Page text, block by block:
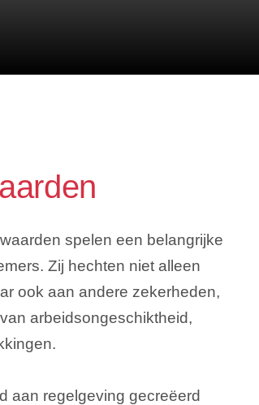
spelen een belangrijke
Zij hechten niet alleen
ook aan andere zekerheden,
arbeidsongeschiktheid,
aan regelgeving gecreëerd